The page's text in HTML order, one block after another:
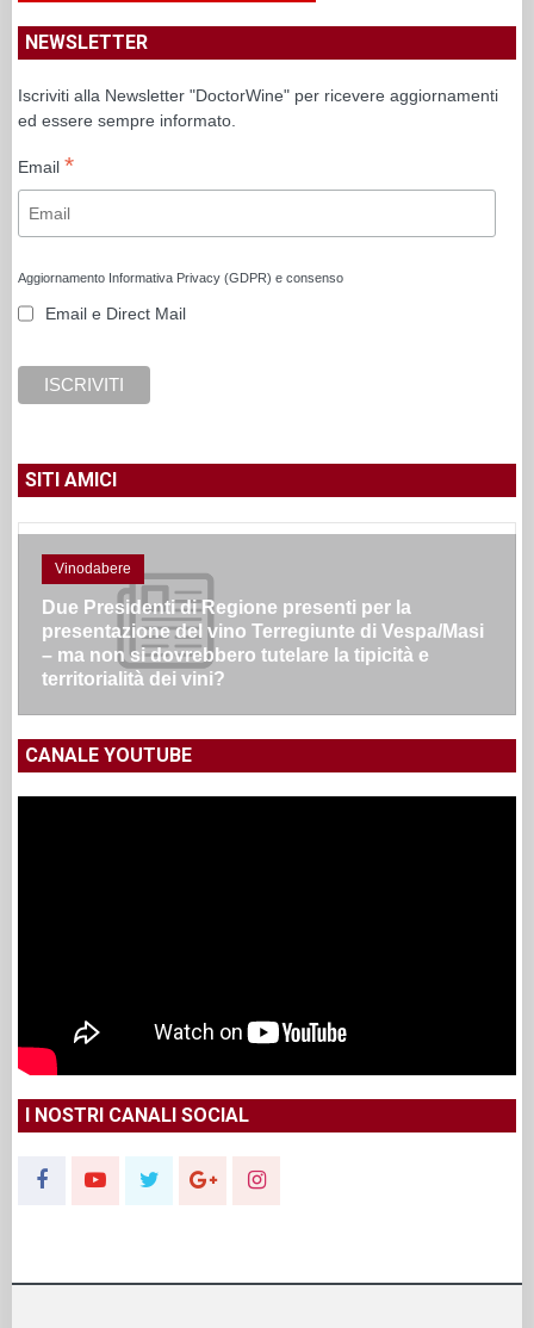
NEWSLETTER
Iscriviti alla Newsletter "DoctorWine" per ricevere aggiornamenti
ed essere sempre informato.
Email *
Aggiornamento Informativa Privacy (GDPR) e consenso
Email e Direct Mail
SITI AMICI
Vinodabere
Due Presidenti di Regione presenti per la
presentazione del vino Terregiunte di Vespa/Masi
– ma non si dovrebbero tutelare la tipicità e
territorialità dei vini?
CANALE YOUTUBE
I NOSTRI CANALI SOCIAL